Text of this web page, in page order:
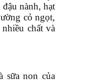
nành, hạt
cỏ ngọt,
chất và
sữa non của